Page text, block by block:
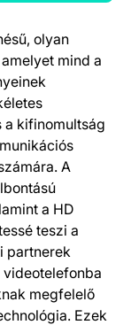
olyan
mind a
a kifinomultság
A
a HD
teszi a
partnerek
videotelefonba
megfelelő
Ezek